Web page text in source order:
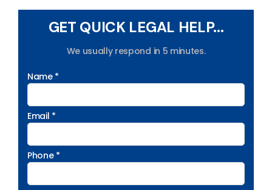
GET QUICK LEGAL HELP...
We usually respond in 5 minutes.
Name *
Email *
Phone *